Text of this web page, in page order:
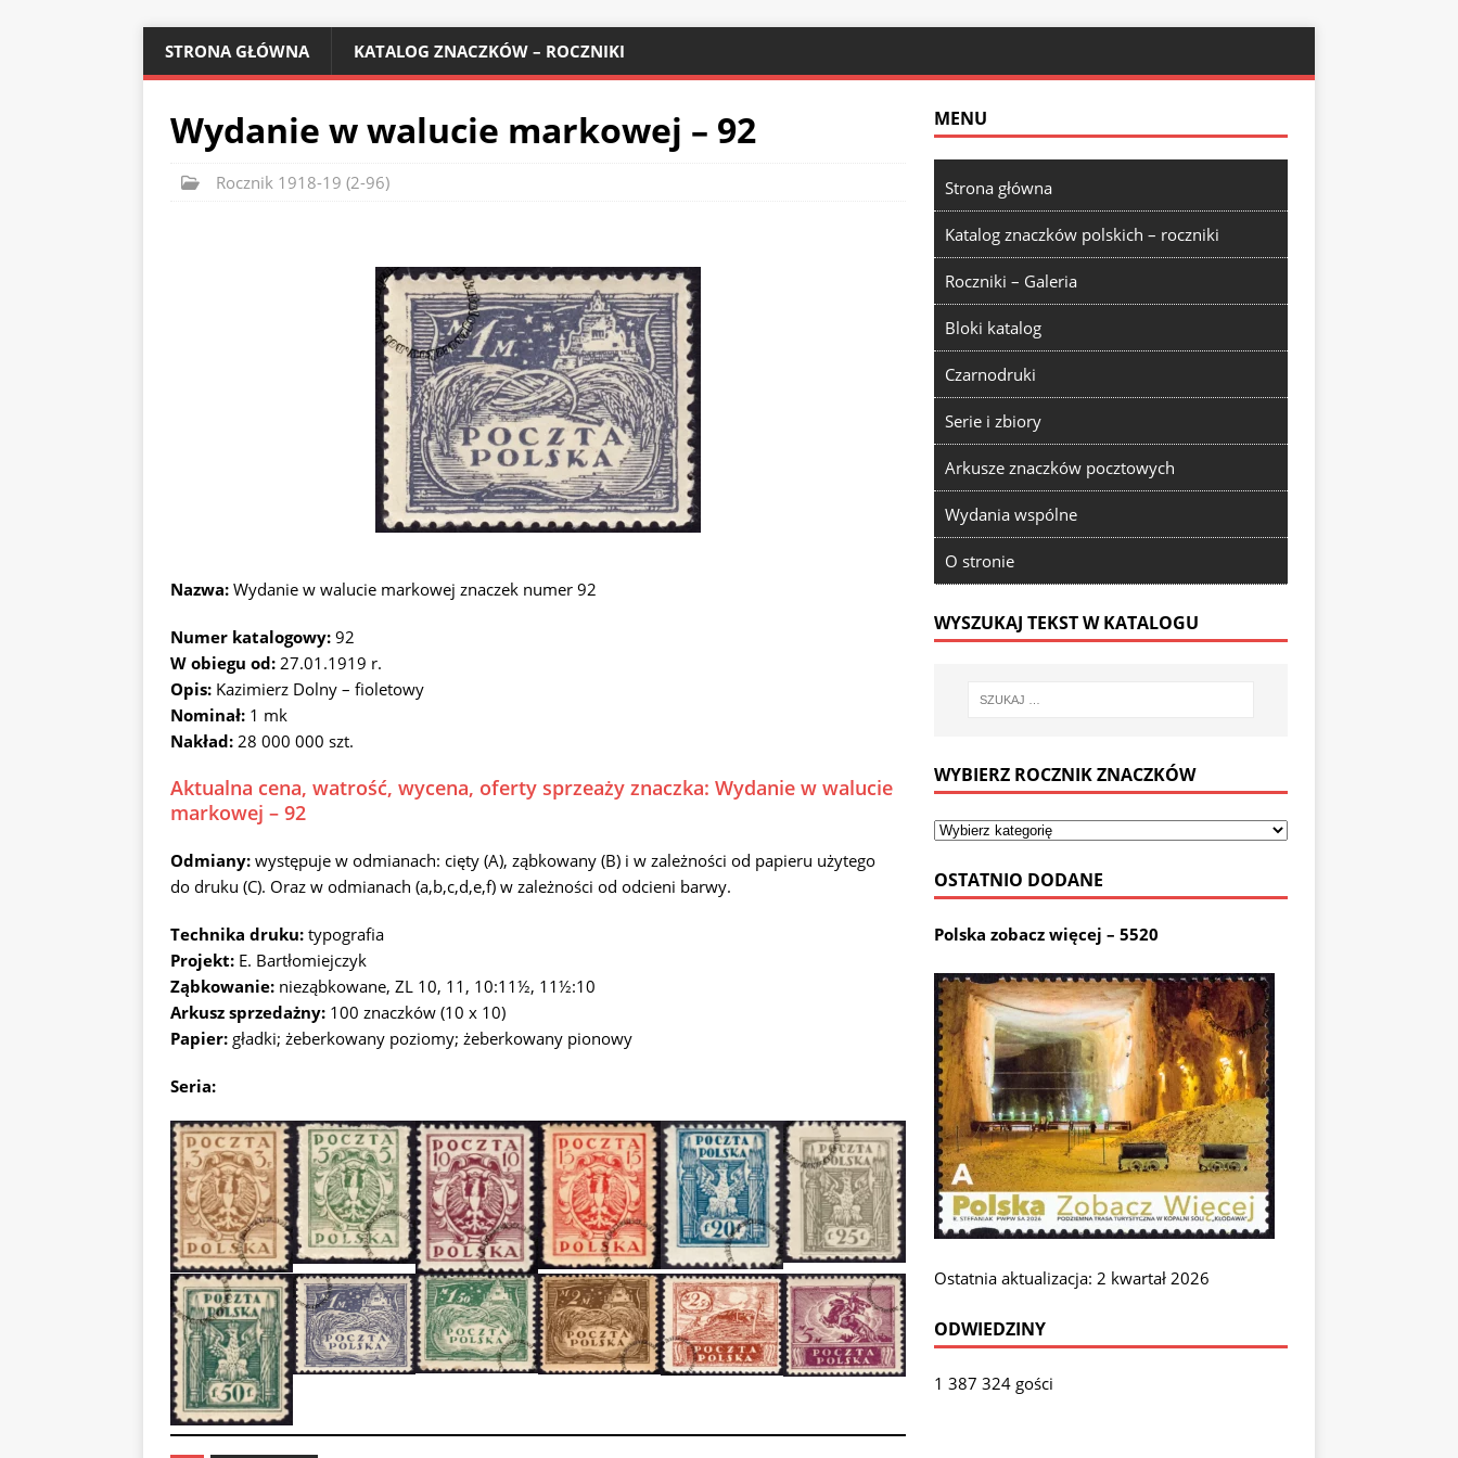
STRONA GŁÓWNA KATALOG ZNACZKÓW – ROCZNIKI
Wydanie w walucie markowej – 92
Rocznik 1918-19 (2-96)
Nazwa: Wydanie w walucie markowej znaczek numer 92
Numer katalogowy: 92
W obiegu od: 27.01.1919 r.
Opis: Kazimierz Dolny – fioletowy
Nominał: 1 mk
Nakład: 28 000 000 szt.
Aktualna cena, watrość, wycena, oferty sprzeaży znaczka: Wydanie w walucie
markowej – 92
Odmiany: występuje w odmianach: cięty (A), ząbkowany (B) i w zależności od papieru użytego
do druku (C). Oraz w odmianach (a,b,c,d,e,f) w zależności od odcieni barwy.
Technika druku: typografia
Projekt: E. Bartłomiejczyk
Ząbkowanie: nieząbkowane, ZL 10, 11, 10:11½, 11½:10
Arkusz sprzedażny: 100 znaczków (10 x 10)
Papier: gładki; żeberkowany poziomy; żeberkowany pionowy
Seria:
MENU
Strona główna
Katalog znaczków polskich – roczniki
Roczniki – Galeria
Bloki katalog
Czarnodruki
Serie i zbiory
Arkusze znaczków pocztowych
Wydania wspólne
O stronie
WYSZUKAJ TEKST W KATALOGU
WYBIERZ ROCZNIK ZNACZKÓW
OSTATNIO DODANE
Polska zobacz więcej – 5520
Ostatnia aktualizacja: 2 kwartał 2026
ODWIEDZINY
1 387 324 gości